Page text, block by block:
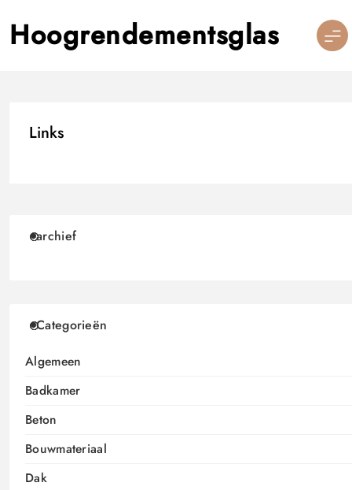
to
content
Hoogrendementsglas
Links
archief
Categorieën
Algemeen
Badkamer
Beton
Bouwmateriaal
Dak